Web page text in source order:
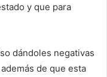
y que para
dándoles negativas
de que esta